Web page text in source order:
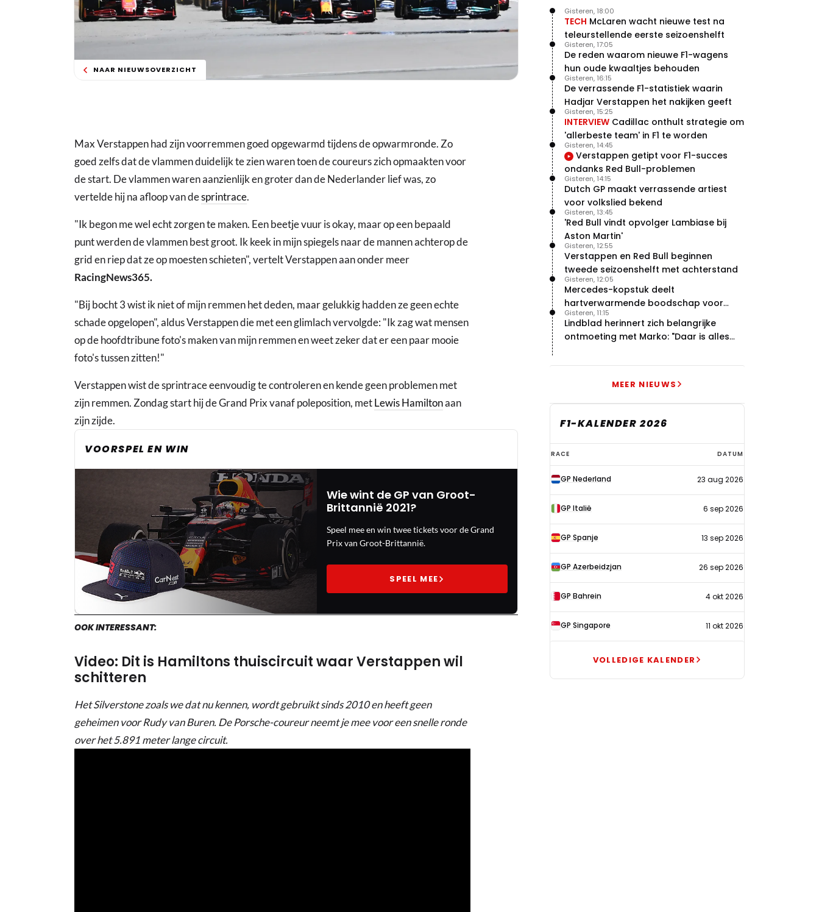
NAAR NIEUWSOVERZICHT
Max Verstappen had zijn voorremmen goed opgewarmd tijdens de opwarmronde. Zo
goed zelfs dat de vlammen duidelijk te zien waren toen de coureurs zich opmaakten voor
de start. De vlammen waren aanzienlijk en groter dan de Nederlander lief was, zo
vertelde hij na afloop van desprintrace.
"Ik begon me wel echt zorgen te maken. Een beetje vuur is okay, maar op een bepaald
punt werden de vlammen best groot. Ik keek in mijn spiegels naar de mannen achterop de
grid en riep dat ze op moesten schieten", vertelt Verstappen aan onder meer
RacingNews365.
"Bij bocht 3 wist ik niet of mijn remmen het deden, maar gelukkig hadden ze geen echte
schade opgelopen", aldus Verstappen die met een glimlach vervolgde: "Ik zag wat mensen
op de hoofdtribune foto's maken van mijn remmen en weet zeker dat er een paar mooie
foto's tussen zitten!"
Verstappen wist de sprintrace eenvoudig te controleren en kende geen problemen met
zijn remmen. Zondag start hij de Grand Prix vanaf poleposition, metLewis Hamiltonaan
zijn zijde.
VOORSPEL EN WIN
Wie wint de GP van Groot-
Brittannië 2021?
Speel mee en win twee tickets voor de Grand
Prix van Groot-Brittannië.
SPEEL MEE
OOK INTERESSANT:
Video: Dit is Hamiltons thuiscircuit waar Verstappen wil
schitteren
Het Silverstone zoals we dat nu kennen, wordt gebruikt sinds 2010 en heeft geen
geheimen voor Rudy van Buren. De Porsche-coureur neemt je mee voor een snelle ronde
over het 5.891 meter lange circuit.
TECH McLaren wacht nieuwe test na
teleurstellende eerste seizoenshelft
Gisteren, 18:00
De reden waarom nieuwe F1-wagens
hun oude kwaaltjes behouden
Gisteren, 17:05
De verrassende F1-statistiek waarin
Hadjar Verstappen het nakijken geeft
Gisteren, 16:15
INTERVIEW Cadillac onthult strategie om
'allerbeste team' in F1 te worden
Gisteren, 15:25
Verstappen getipt voor F1-succes
ondanks Red Bull-problemen
Gisteren, 14:45
Dutch GP maakt verrassende artiest
voor volkslied bekend
Gisteren, 14:15
'Red Bull vindt opvolger Lambiase bij
Aston Martin'
Gisteren, 13:45
Verstappen en Red Bull beginnen
tweede seizoenshelft met achterstand
Gisteren, 12:55
Mercedes-kopstuk deelt
hartverwarmende boodschap voor
overstap naar Red Bull
Gisteren, 12:05
Lindblad herinnert zich belangrijke
ontmoeting met Marko: "Daar is alles
Gisteren, 11:15
MEER NIEUWS
F1-KALENDER 2026
F1-
kalender
2026
RACE DATUM
GP Nederland 23 aug 2026
GP Italië 6 sep 2026
GP Spanje 13 sep 2026
GP Azerbeidzjan 26 sep 2026
GP Bahrein 4 okt 2026
GP Singapore 11 okt 2026
VOLLEDIGE KALENDER